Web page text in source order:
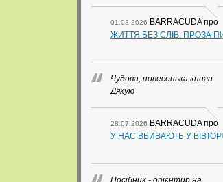
01.08.2026 BARRACUDAпро
ЖИТТЯ БЕЗ СЛІВ. ПРОЗА
Чудова, новесенька книга.
Дякую
28.07.2026 BARRACUDAпро
У НАС ВБИВАЮТЬ У
Посібник - орієнтир на